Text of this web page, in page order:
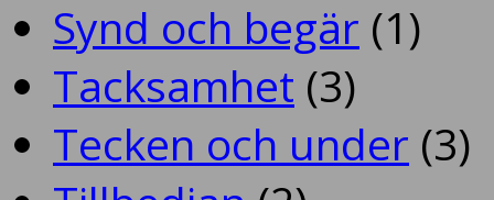
Synd och begär (1)
Tacksamhet (3)
Tecken och under (3)